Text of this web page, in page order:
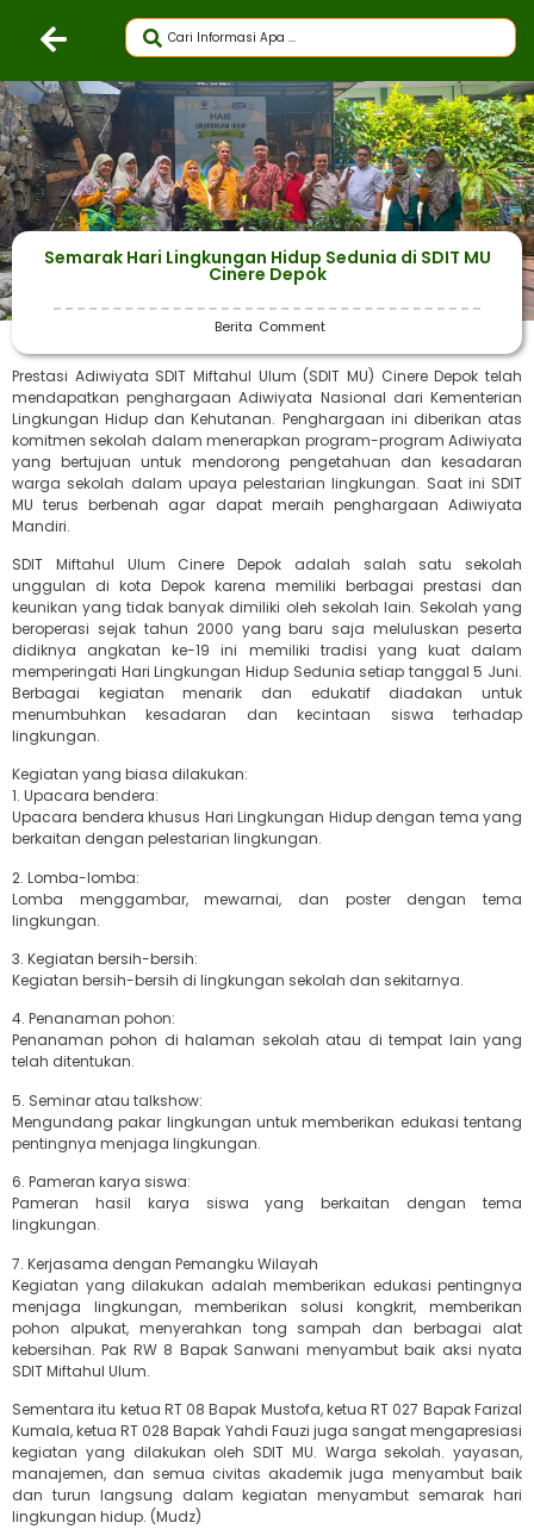
Semarak Hari Lingkungan Hidup Sedunia di SDIT MU
Cinere Depok
Berita Comment
Prestasi Adiwiyata SDIT Miftahul Ulum (SDIT MU) Cinere Depok telah
mendapatkan penghargaan Adiwiyata Nasional dari Kementerian
Lingkungan Hidup dan Kehutanan. Penghargaan ini diberikan atas
komitmen sekolah dalam menerapkan program-program Adiwiyata
yang bertujuan untuk mendorong pengetahuan dan kesadaran
warga sekolah dalam upaya pelestarian lingkungan. Saat ini SDIT
MU terus berbenah agar dapat meraih penghargaan Adiwiyata
Mandiri.
SDIT Miftahul Ulum Cinere Depok adalah salah satu sekolah
unggulan di kota Depok karena memiliki berbagai prestasi dan
keunikan yang tidak banyak dimiliki oleh sekolah lain. Sekolah yang
beroperasi sejak tahun 2000 yang baru saja meluluskan peserta
didiknya angkatan ke-19 ini memiliki tradisi yang kuat dalam
memperingati Hari Lingkungan Hidup Sedunia setiap tanggal 5 Juni.
Berbagai kegiatan menarik dan edukatif diadakan untuk
menumbuhkan kesadaran dan kecintaan siswa terhadap
lingkungan.
Kegiatan yang biasa dilakukan:
1. Upacara bendera:
Upacara bendera khusus Hari Lingkungan Hidup dengan tema yang
berkaitan dengan pelestarian lingkungan.
2. Lomba-lomba:
Lomba menggambar, mewarnai, dan poster dengan tema
lingkungan.
3. Kegiatan bersih-bersih:
Kegiatan bersih-bersih di lingkungan sekolah dan sekitarnya.
4. Penanaman pohon:
Penanaman pohon di halaman sekolah atau di tempat lain yang
telah ditentukan.
5. Seminar atau talkshow:
Mengundang pakar lingkungan untuk memberikan edukasi tentang
pentingnya menjaga lingkungan.
6. Pameran karya siswa:
Pameran hasil karya siswa yang berkaitan dengan tema
lingkungan.
7. Kerjasama dengan Pemangku Wilayah
Kegiatan yang dilakukan adalah memberikan edukasi pentingnya
menjaga lingkungan, memberikan solusi kongkrit, memberikan
pohon alpukat, menyerahkan tong sampah dan berbagai alat
kebersihan. Pak RW 8 Bapak Sanwani menyambut baik aksi nyata
SDIT Miftahul Ulum.
Sementara itu ketua RT 08 Bapak Mustofa, ketua RT 027 Bapak Farizal
Kumala, ketua RT 028 Bapak Yahdi Fauzi juga sangat mengapresiasi
kegiatan yang dilakukan oleh SDIT MU. Warga sekolah. yayasan,
manajemen, dan semua civitas akademik juga menyambut baik
dan turun langsung dalam kegiatan menyambut semarak hari
lingkungan hidup. (Mudz)